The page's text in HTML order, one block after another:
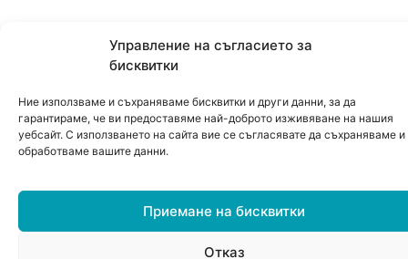
Управление на съгласието за
бисквитки
Ние използваме и съхраняваме бисквитки и други данни, за да
гарантираме, че ви предоставяме най-доброто изживяване на нашия
уебсайт. С използването на сайта вие се съгласявате да съхраняваме и
обработваме вашите данни.
Приемане на бисквитки
Отказ